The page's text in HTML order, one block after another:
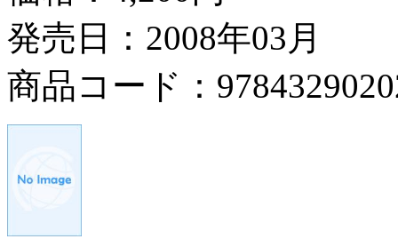
発売日：2008年03月
商品コード：